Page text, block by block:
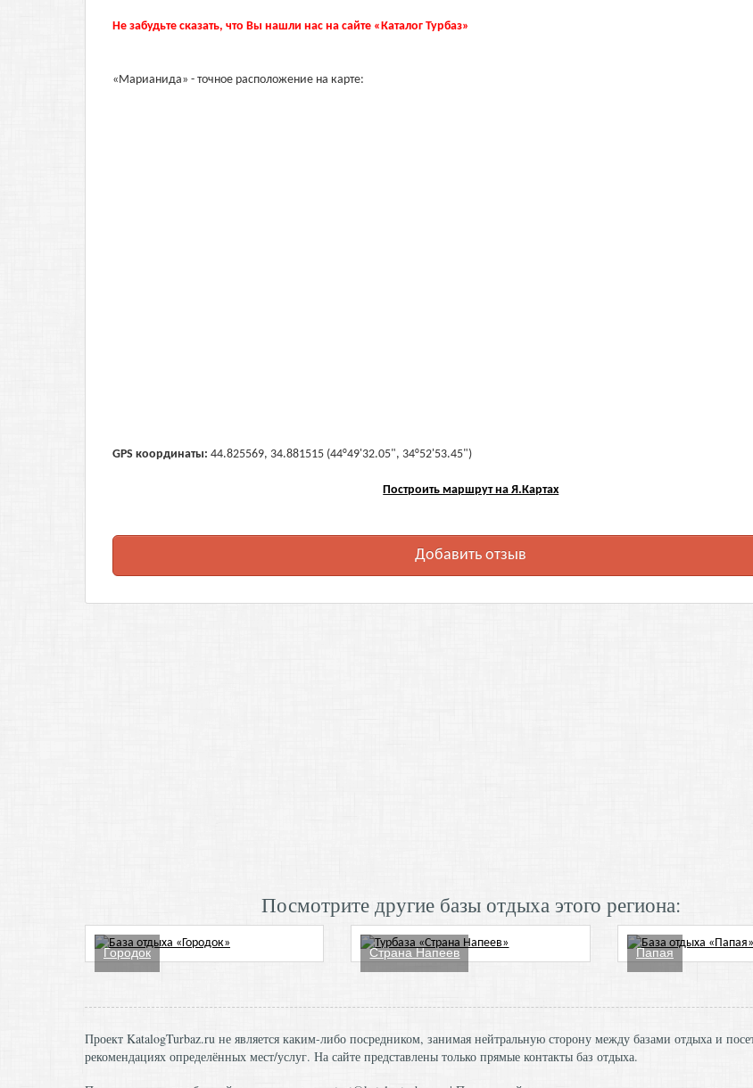
Не забудьте сказать, что Вы нашли нас на сайте «Каталог Турбаз»
«Марианида» - точное расположение на карте:
GPS координаты: 44.825569, 34.881515 (44°49'32.05", 34°52'53.45")
Построить маршрут на Я.Картах
Добавить отзыв
Посмотрите другие базы отдыха этого региона:
Городок Страна Напеев Папая
Проект KatalogTurbaz.ru не является каким-либо посредником, занимая нейтральную сторону между базами отдыха и
рекомендациях определённых мест/услуг. На сайте представлены только прямые контакты баз отдыха.